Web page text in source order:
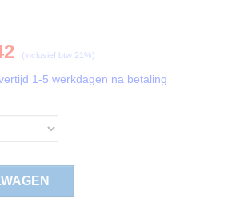
(inclusief btw 21%)
1-5 werkdagen na betaling